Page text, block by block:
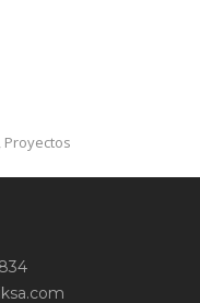
Proyectos